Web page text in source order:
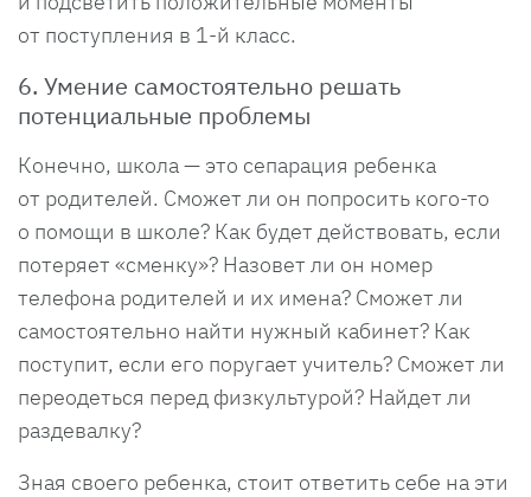
от поступления в 1-й класс.
6. Умение самостоятельно решать
потенциальные проблемы
Конечно, школа — это сепарация ребенка
от родителей. Сможет ли он попросить кого-то
о помощи в школе? Как будет действовать, если
потеряет «сменку»? Назовет ли он номер
телефона родителей и их имена? Сможет ли
самостоятельно найти нужный кабинет? Как
поступит, если его поругает учитель? Сможет ли
переодеться перед физкультурой? Найдет ли
раздевалку?
Зная своего ребенка, стоит ответить себе на эти